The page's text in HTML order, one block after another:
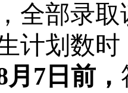
全部录
计划数
月7日前，